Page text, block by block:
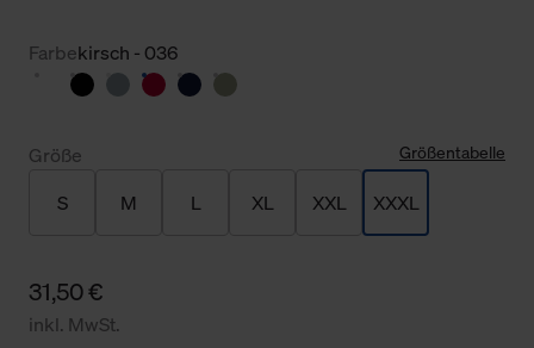
Farbekirsch - 036
Größe Größentabelle
S M L XL XXL XXXL
31,50 €
inkl. MwSt.